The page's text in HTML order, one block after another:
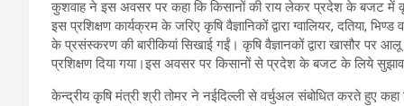
कुशवाह ने इस अवसर पर कहा कि किसानों की राय लेकर प्रदेश के बजट में
इस प्रशिक्षण कार्यक्रम के जरिए कृषि वैज्ञानिकों द्वारा ग्वालियर, दतिया,
के प्रसंस्करण की बारीकियां सिखाई गईं। कृषि वैज्ञानकों द्वारा खासौर
प्रशिक्षण दिया गया।इस अवसर पर किसानों से प्रदेश के बजट के लिये सुझाव
केन्द्रीय कृषि मंत्री श्री तोमर ने नईदिल्ली से वर्चुअल संबोधित करते हुए